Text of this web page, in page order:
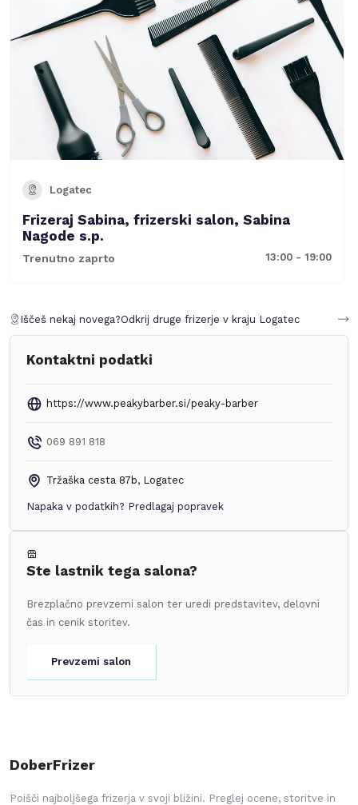
Logatec
Frizeraj Sabina, frizerski salon, Sabina
Nagode s.p.
Trenutno zaprto 13:00 - 19:00
Iščeš nekaj novega?Odkrij druge frizerje v kraju Logatec
Kontaktni podatki
https://www.peakybarber.si/peaky-barber
069 891 818
Tržaška cesta 87b, Logatec
Napaka v podatkih? Predlagaj popravek
Ste lastnik tega salona?
Brezplačno prevzemi salon ter uredi predstavitev, delovni
čas in cenik storitev.
Prevzemi salon
DoberFrizer
Poišči najboljšega frizerja v svoji bližini. Preglej ocene, storitve in